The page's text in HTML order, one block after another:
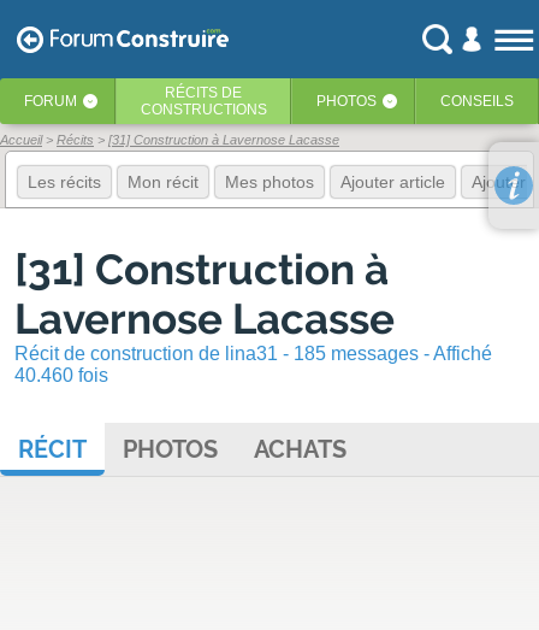
FORUM ‹ RÉCITS DE
CONSTRUCTIONS
PHOTOS ‹ CONSEILS
Accueil Récits [31] Construction à Lavernose Lacasse
Les récits Mon récit Mes photos Ajouter article Ajouter
[31] Construction à
Lavernose Lacasse
Récit de construction de lina31 - 185 messages - Affiché
40.460 fois
RÉCIT PHOTOS ACHATS